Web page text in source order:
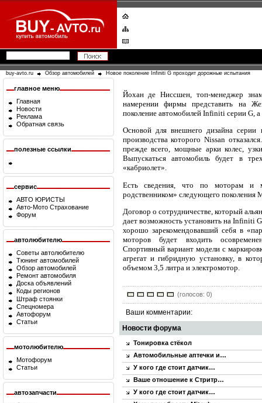
buy-avto.ru Обзор автомобилей Новое поколение Infiniti G проходит дорожные испытания
главное меню
Главная
Новости
Реклама
Обратная связь
полезные ссылки
сервис
АВТО ЮРИСТЫ
Авто-Мото Страхование
Форум
автолюбителю
Советы автолюбителю
Тюнинг автомобилей
Обзор автомобилей
Ремонт автомобиля
Доска объявлений
Коды регионов
Штраф стоянки
Спецномера
Автофорум
Статьи
мотолюбителю
Мотофорум
Статьи
автозапчасти
Йохан де Ниссшен, топ-менеджер
намерении фирмы представить на
поколение автомобилей Infiniti серии G,
Основой для внешнего дизайна серии
производства которого Nissan
прежде всего, мощные арки колес,
Выпускаться автомобиль будет в
«кабриолет».
Есть сведения, что по моторам и
родственником» следующего поколения
Договор о сотрудничестве, который
дает возможность установить на Infiniti
хорошо зарекомендовавший себя в
моторов будет входить
Спортивный вариант модели с
агрегат и гибридную установку, в
объемом 3,5 литра и электромотор.
(голосов: 0)
Ваши комментарии:
Новости форума
Тонировка стёкол
Автомобильные аптечки и…
У кого где стоит датчик…
Ваше отношение к Стритр…
У кого где стоит датчик…